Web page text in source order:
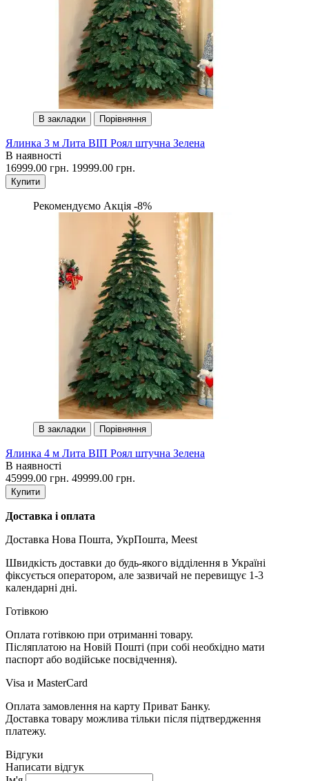
В закладки Порівняння
Ялинка 3 м Лита ВІП Роял штучна Зелена
В наявності
16999.00 грн. 19999.00 грн.
Купити
Рекомендуємо Акція -8%
В закладки Порівняння
Ялинка 4 м Лита ВІП Роял штучна Зелена
В наявності
45999.00 грн. 49999.00 грн.
Купити
Доставка і оплата
Доставка Нова Пошта, УкрПошта, Meest
Швидкість доставки до будь-якого відділення в Україні
фіксується оператором, але зазвичай не перевищує 1-3
календарні дні.
Готівкою
Оплата готівкою при отриманні товару.
Післяплатою на Новій Пошті (при собі необхідно мати
паспорт або водійське посвідчення).
Visa и MasterCard
Оплата замовлення на карту Приват Банку.
Доставка товару можлива тільки після підтвердження
платежу.
Відгуки
Написати відгук